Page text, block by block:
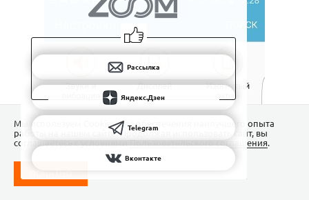
Рассылка
Яндекс.Дзен
Telegram
Вконтакте
Мы используем Сookies для обеспечения наилучшего опыта
работы на нашем сайте. Продолжая использовать сайт, вы
соглашаетесь с условиямиПользовательского соглашения.
ПОНЯТНО